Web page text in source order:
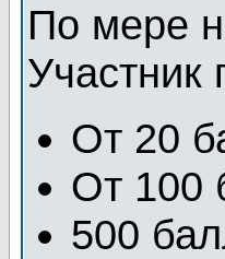
По мере
Участник
От 20
От 100
500